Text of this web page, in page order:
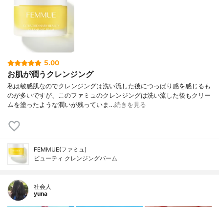
5.00
お肌が潤うクレンジング
私は敏感肌なのでクレンジングは洗い流した後につっぱり感を感じるも
のが多いですが、このファミュのクレンジングは洗い流した後もクリー
ムを塗ったような潤いが残っていま…続きを見る
FEMMUE(ファミュ)
ビューティ クレンジングバーム
社会人
yuna